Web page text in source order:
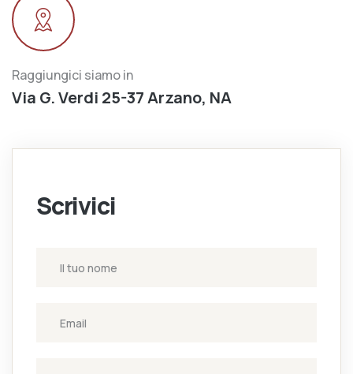
Raggiungici siamo in
Via G. Verdi 25-37 Arzano, NA
Scrivici